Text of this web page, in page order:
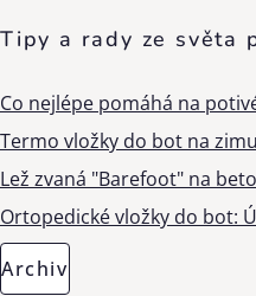
Tipy a rady ze světa
Co nejlépe pomáhá na
Termo vložky do bot na
Lež zvaná "Barefoot" na
Ortopedické vložky do bot:
Archiv